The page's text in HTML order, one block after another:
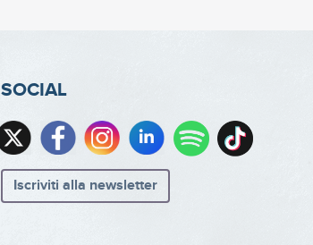
SOCIAL
Iscriviti alla newsletter